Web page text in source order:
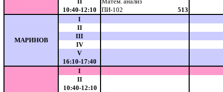
10:40-12:10
ПИ-102 513
МАРИНОВ
I
II
III
IV
V
16:10-17:40
I
II
10:40-12:10